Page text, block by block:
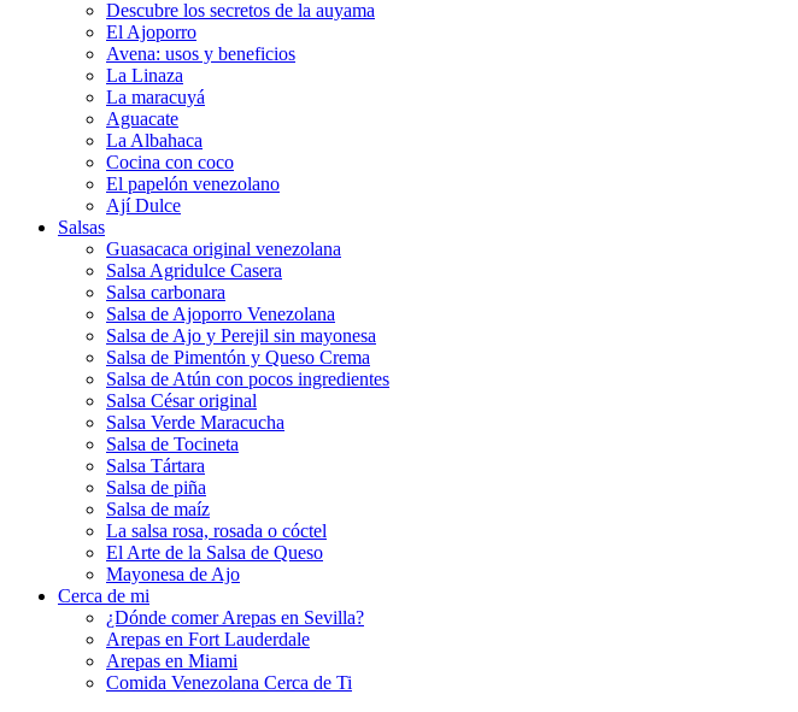
Descubre los secretos de la auyama
El Ajoporro
Avena: usos y beneficios
La Linaza
La maracuyá
Aguacate
La Albahaca
Cocina con coco
El papelón venezolano
Ají Dulce
Salsas
Guasacaca original venezolana
Salsa Agridulce Casera
Salsa carbonara
Salsa de Ajoporro Venezolana
Salsa de Ajo y Perejil sin mayonesa
Salsa de Pimentón y Queso Crema
Salsa de Atún con pocos ingredientes
Salsa César original
Salsa Verde Maracucha
Salsa de Tocineta
Salsa Tártara
Salsa de piña
Salsa de maíz
La salsa rosa, rosada o cóctel
El Arte de la Salsa de Queso
Mayonesa de Ajo
Cerca de mi
¿Dónde comer Arepas en Sevilla?
Arepas en Fort Lauderdale
Arepas en Miami
Comida Venezolana Cerca de Ti